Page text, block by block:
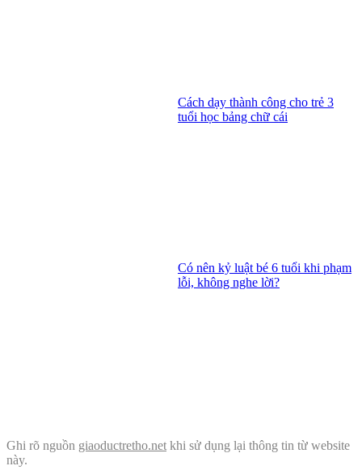
Cách dạy thành công cho trẻ 3
tuổi học bảng chữ cái
Có nên kỷ luật bé 6 tuổi khi phạm
lỗi, không nghe lời?
Ghi rõ nguồn giaoductretho.net khi sử dụng lại thông tin từ website
này.